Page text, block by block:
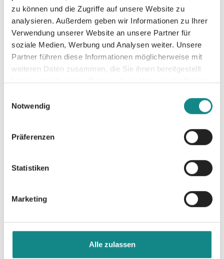
zu können und die Zugriffe auf unsere Website zu
analysieren. Außerdem geben wir Informationen zu Ihrer
Verwendung unserer Website an unsere Partner für
soziale Medien, Werbung und Analysen weiter. Unsere
Partner führen diese Informationen möglicherweise mit
weiteren Daten zusammen, die Sie ihnen bereitgestellt
haben oder die sie im Rahmen Ihrer Nutzung der Dienste
Notwendig
Präferenzen
Statistiken
Marketing
Alle zulassen
Farbspiel
of Trees
Farbspiel
Garden
Farbspiel
lernen - meine
Freunde
Tagebuc